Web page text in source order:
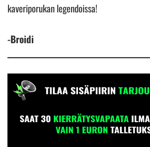
kaveriporukan legendoissa!
-Broidi